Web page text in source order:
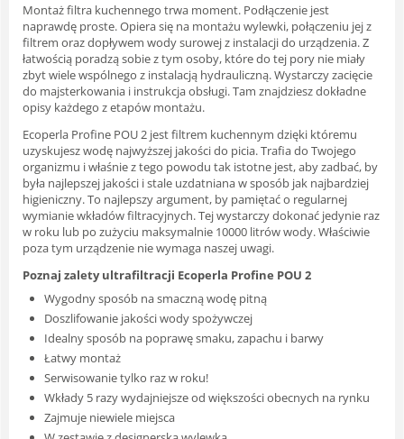
Montaż filtra kuchennego trwa moment. Podłączenie jest
naprawdę proste. Opiera się na montażu wylewki, połączeniu jej z
filtrem oraz dopływem wody surowej z instalacji do urządzenia. Z
łatwością poradzą sobie z tym osoby, które do tej pory nie miały
zbyt wiele wspólnego z instalacją hydrauliczną. Wystarczy zacięcie
do majsterkowania i instrukcja obsługi. Tam znajdziesz dokładne
opisy każdego z etapów montażu.
Ecoperla Profine POU 2 jest filtrem kuchennym dzięki któremu
uzyskujesz wodę najwyższej jakości do picia. Trafia do Twojego
organizmu i właśnie z tego powodu tak istotne jest, aby zadbać, by
była najlepszej jakości i stale uzdatniana w sposób jak najbardziej
higieniczny. To najlepszy argument, by pamiętać o regularnej
wymianie wkładów filtracyjnych. Tej wystarczy dokonać jedynie raz
w roku lub po zużyciu maksymalnie 10000 litrów wody. Właściwie
poza tym urządzenie nie wymaga naszej uwagi.
Poznaj zalety ultrafiltracji Ecoperla Profine POU 2
Wygodny sposób na smaczną wodę pitną
Doszlifowanie jakości wody spożywczej
Idealny sposób na poprawę smaku, zapachu i barwy
Łatwy montaż
Serwisowanie tylko raz w roku!
Wkłady 5 razy wydajniejsze od większości obecnych na rynku
Zajmuje niewiele miejsca